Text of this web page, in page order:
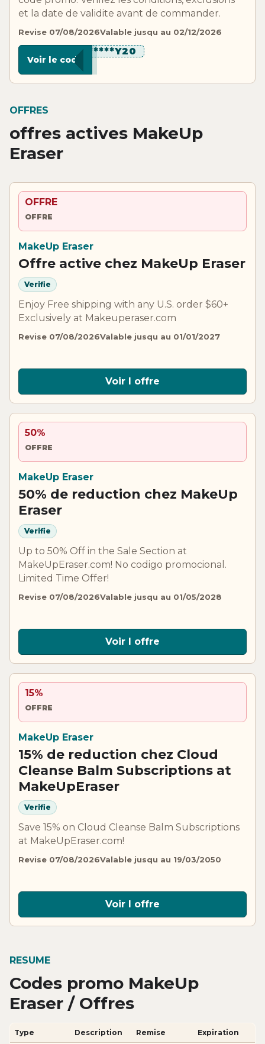
et la date de validite avant de commander.
Revise 07/08/2026Valable jusqu au 02/12/2026
**********Y20
Voir le code
OFFRES
offres actives MakeUp
Eraser
OFFRE
OFFRE
MakeUp Eraser
Offre active chez MakeUp Eraser
Verifie
Enjoy Free shipping with any U.S. order $60+
Exclusively at Makeuperaser.com
Revise 07/08/2026Valable jusqu au 01/01/2027
Voir l offre
50%
OFFRE
MakeUp Eraser
50% de reduction chez MakeUp
Eraser
Verifie
Up to 50% Off in the Sale Section at
MakeUpEraser.com! No codigo promocional.
Limited Time Offer!
Revise 07/08/2026Valable jusqu au 01/05/2028
Voir l offre
15%
OFFRE
MakeUp Eraser
15% de reduction chez Cloud
Cleanse Balm Subscriptions at
MakeUpEraser
Verifie
Save 15% on Cloud Cleanse Balm Subscriptions
at MakeUpEraser.com!
Revise 07/08/2026Valable jusqu au 19/03/2050
Voir l offre
RESUME
Codes promo MakeUp
Eraser / Offres
Type Description Remise Expiration